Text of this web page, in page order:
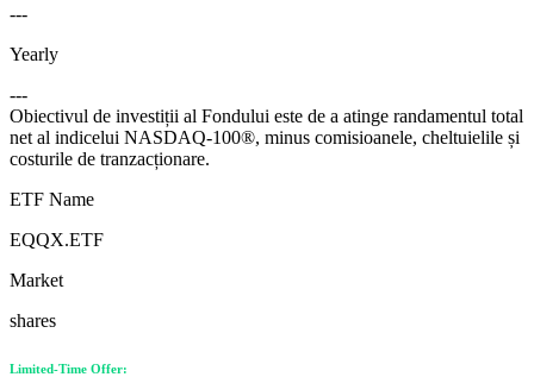
---
Yearly
---
Obiectivul de investiții al Fondului este de a atinge randamentul total
net al indicelui NASDAQ-100®, minus comisioanele, cheltuielile și
costurile de tranzacționare.
ETF Name
EQQX.ETF
Market
shares
Limited-Time Offer: